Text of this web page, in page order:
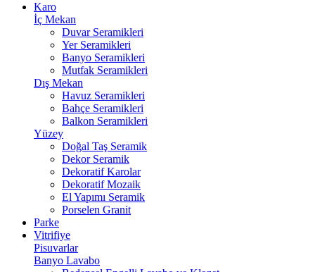
Karo
İç Mekan
Duvar Seramikleri
Yer Seramikleri
Banyo Seramikleri
Mutfak Seramikleri
Dış Mekan
Havuz Seramikleri
Bahçe Seramikleri
Balkon Seramikleri
Yüzey
Doğal Taş Seramik
Dekor Seramik
Dekoratif Karolar
Dekoratif Mozaik
El Yapımı Seramik
Porselen Granit
Parke
Vitrifiye
Pisuvarlar
Banyo Lavabo